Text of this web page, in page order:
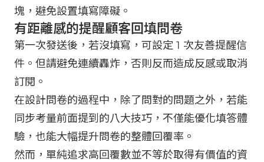
塊，避免設置填寫障礙。
有距離感的提醒顧客回填問卷
第一次發送後，若沒填寫，可設定 1 次友善提醒信
件。但請避免連續轟炸，否則反而造成反感或取消
訂閱。
在設計問卷的過程中，除了問對的問題之外，若能
同步考量前面提到的八大技巧，不僅能優化填答體
驗，也能大幅提升問卷的整體回覆率。
然而，單純追求高回覆數並不等於取得有價值的資